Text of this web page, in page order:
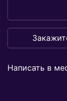
Написать в